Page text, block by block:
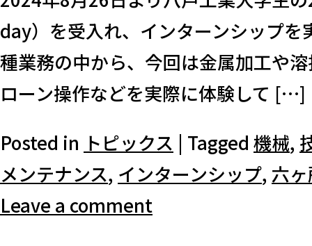
day）を受入れ、インターンシップを
種業務の中から、今回は金属加工や
ローン操作などを実際に体験して […]
Posted in トピックス | Tagged 機械,
メンテナンス, インターンシップ, 六
Leave a comment